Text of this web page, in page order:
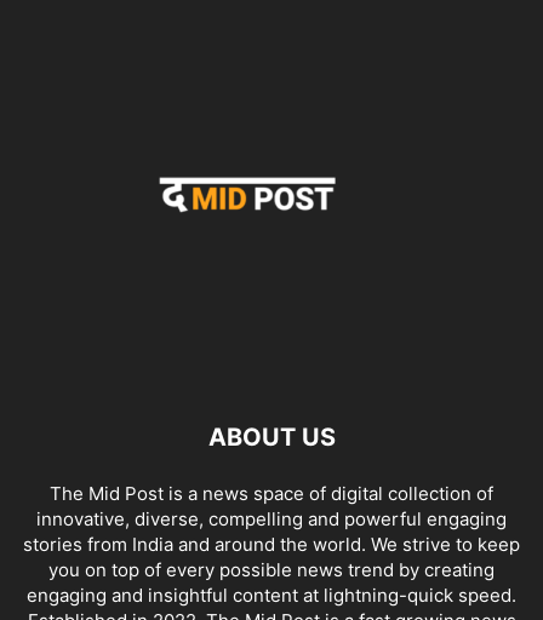
ABOUT US
The Mid Post is a news space of digital collection of
innovative, diverse, compelling and powerful engaging
stories from India and around the world. We strive to keep
you on top of every possible news trend by creating
engaging and insightful content at lightning-quick speed.